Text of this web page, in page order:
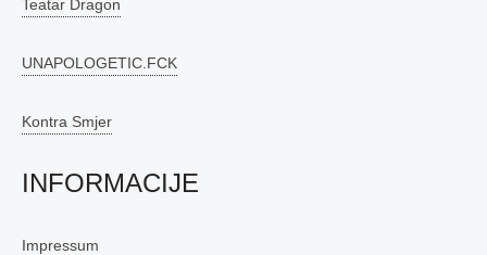
Teatar Dragon
UNAPOLOGETIC.FCK
Kontra Smjer
INFORMACIJE
Impressum